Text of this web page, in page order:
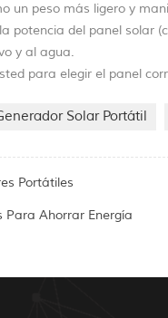
un peso más ligero y
potencia del panel solar
y al agua.
para elegir el panel
Solar Portátil
Portátiles
Para Ahorrar Energía